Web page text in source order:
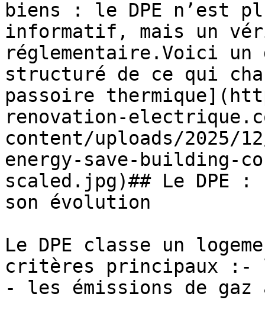
biens : le DPE n’est
informatif, mais un
réglementaire.Voici
structuré de ce qui
passoire
renovation-
content/uploads/2025/
energy-save-building-
scaled.jpg)## Le DPE
son évolution
Le DPE classe un
critères principaux :-
- les émissions de